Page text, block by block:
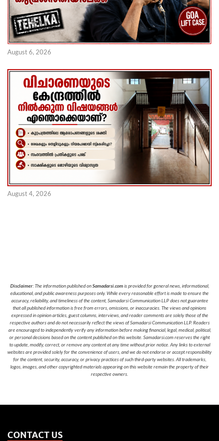
August 6, 2026
August 4, 2026
Disclaimer: The information published onSamadarsi.comis provided for general news, informational,
educational, and public awareness purposes only. While every reasonable effort is made to ensure the
accuracy, reliability, and timeliness of the content, Samadarsi Communication LLP does not guarantee
that all published information is free from errors, omissions, or inaccuracies. The views and opinions
expressed in opinion articles, guest columns, interviews, and reader comments are solely those of the
respective authors and do not necessarily reflect the views of Samadarsi Communication LLP. Readers
are encouraged to independently verify any information before making financial, legal, medical, political,
or personal decisions based on the content published on this website. Samadarsi.com reserves the right
to update, modify, correct, or remove any content at any time without prior notice. Any links to external
websites are provided solely for the convenience of users, and we do not endorse or accept responsibility
for the content, security, accuracy, or privacy practices of such third-party websites. All trademarks,
logos, images, and other copyrighted materials appearing on this website remain the property of their
respective owners.
CONTACT US